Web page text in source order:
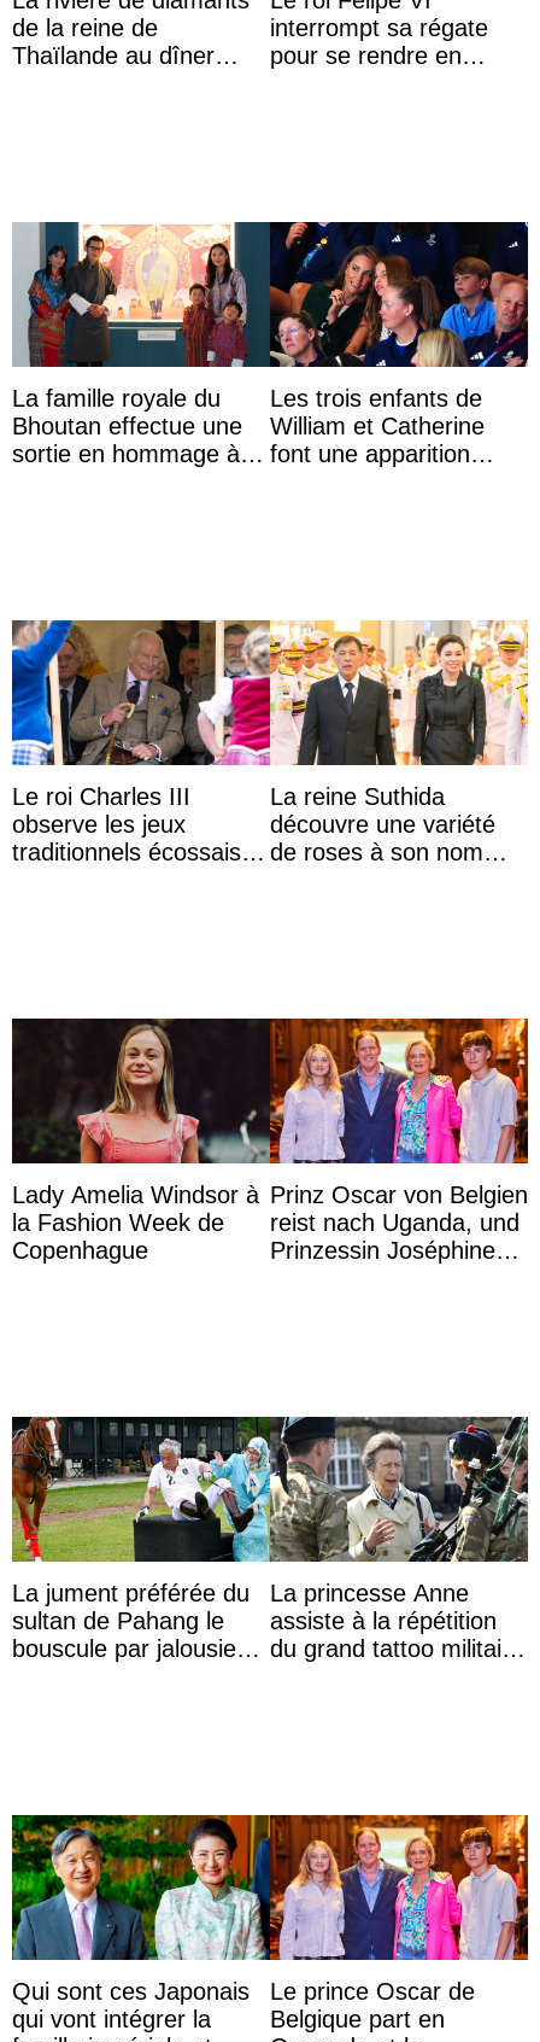
de la reine de
Thaïlande au dîner
interrompt sa régate
pour se rendre en
La famille royale du
Bhoutan effectue une
sortie en hommage à
Les trois enfants de
William et Catherine
font une apparition
Le roi Charles III
observe les jeux
traditionnels écossais
La reine Suthida
découvre une variété
de roses à son nom
Lady Amelia Windsor à
la Fashion Week de
Copenhague
Prinz Oscar von Belgien
reist nach Uganda, und
Prinzessin Joséphine
La jument préférée du
sultan de Pahang le
bouscule par jalousie
La princesse Anne
assiste à la répétition
du grand tattoo militaire
Qui sont ces Japonais
qui vont intégrer la
Le prince Oscar de
Belgique part en